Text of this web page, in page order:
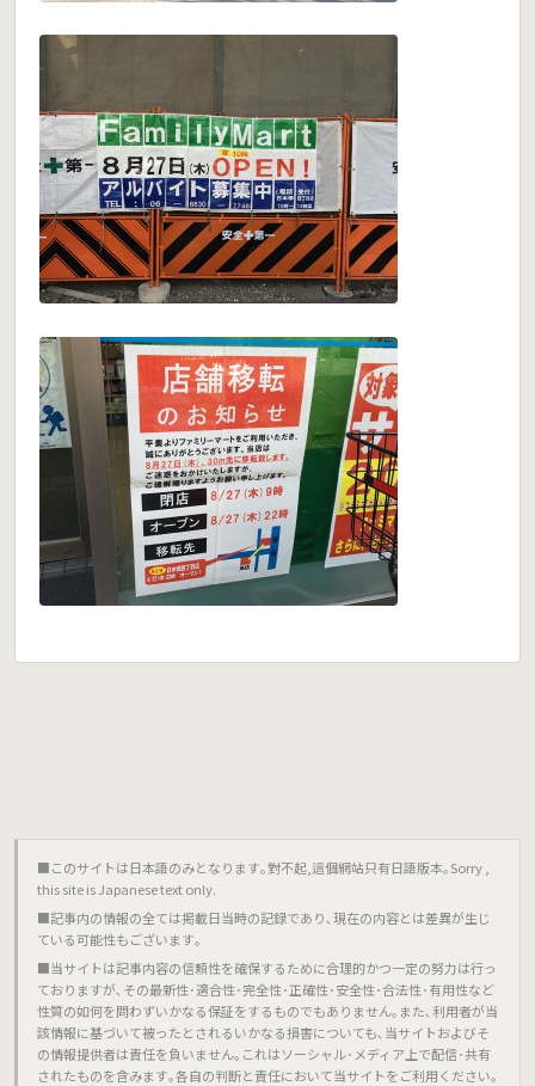
■このサイトは日本語のみとなります｡對不起,這個網站只有日語版本｡Sorry ,
this site is Japanese text only.
■記事内の情報の全ては掲載日当時の記録であり､現在の内容とは差異が生じ
ている可能性もございます｡
■当サイトは記事内容の信頼性を確保するために合理的かつ一定の努力は行っ
ておりますが､その最新性･適合性･完全性･正確性･安全性･合法性･有用性など
性質の如何を問わずいかなる保証をするものでもありません｡また､利用者が当
該情報に基づいて被ったとされるいかなる損害についても､当サイトおよびそ
の情報提供者は責任を負いません｡これはソーシャル･メディア上で配信･共有
されたものを含みます｡各自の判断と責任において当サイトをご利用ください｡